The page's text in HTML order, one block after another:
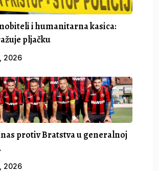
i humanitarna kasica:
pljačku
2026
protiv Bratstva u generalnoj
2026